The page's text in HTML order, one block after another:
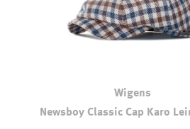
Wigens
Newsboy Classic Cap Karo